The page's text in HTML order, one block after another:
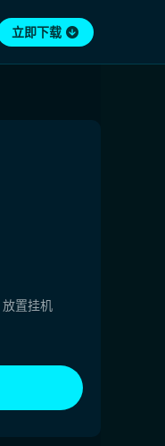
立即下载
放置挂机